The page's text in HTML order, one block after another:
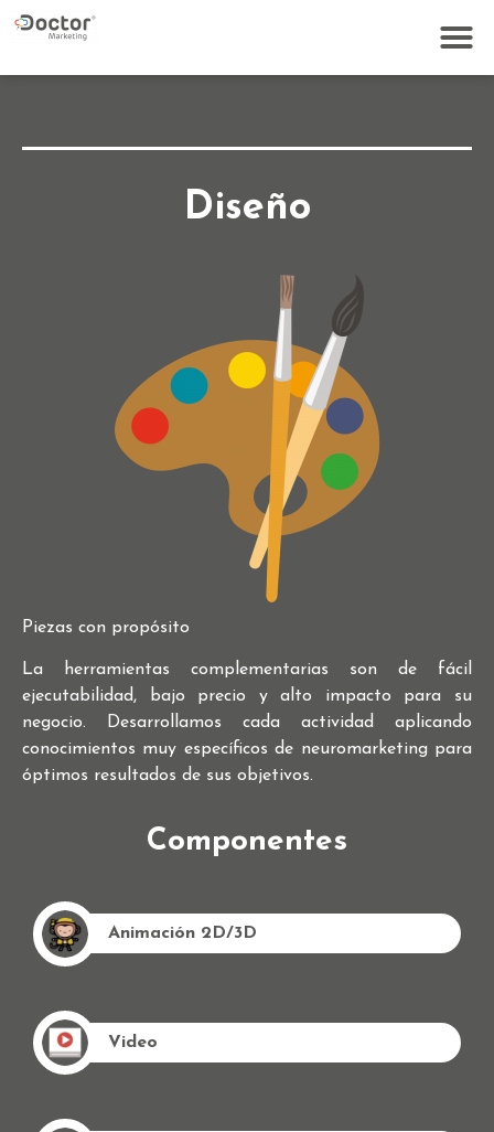
Diseño
Piezas con propósito
La herramientas complementarias son de fácil
ejecutabilidad, bajo precio y alto impacto para su
negocio. Desarrollamos cada actividad aplicando
conocimientos muy específicos de neuromarketing para
óptimos resultados de sus objetivos.
Componentes
Animación 2D/3D
Video